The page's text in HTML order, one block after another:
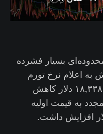
بسیار فشرده‌
به اعلام نرخ تورم
بیش از انتظار آمریکا، تا قیمت ۱۸,۳۳۸ دلار کاهش
به قیمت اولیه